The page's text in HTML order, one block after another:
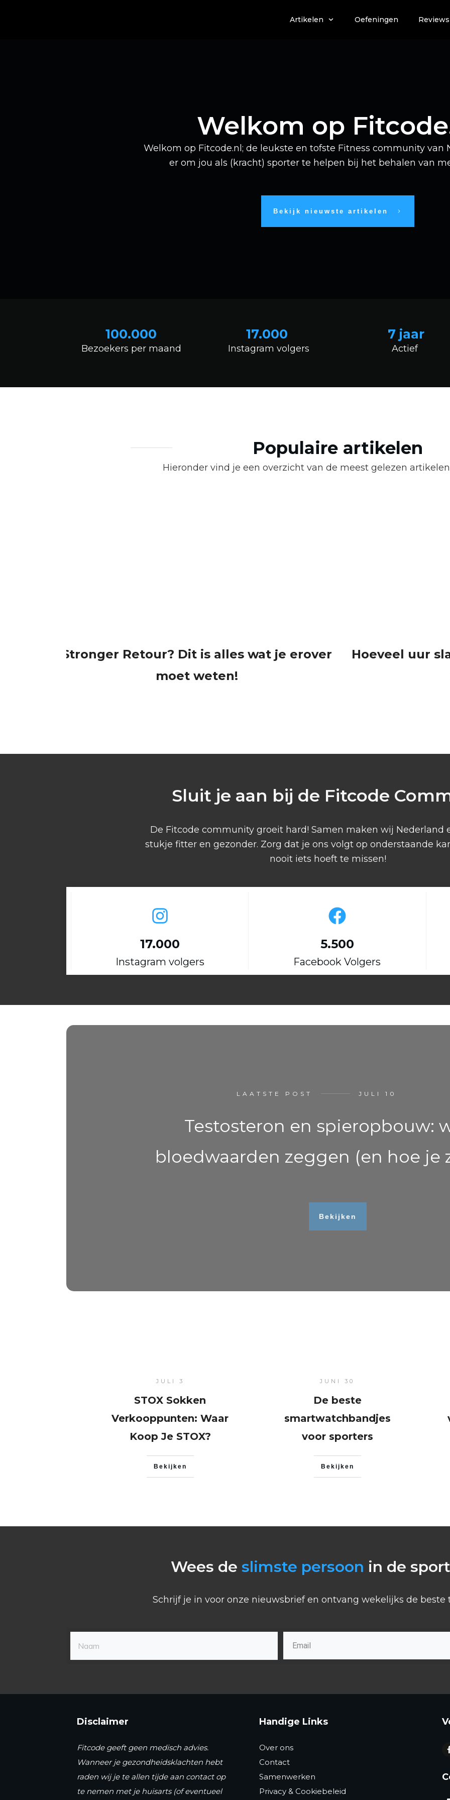
Artikelen Oefeningen Reviews
Welkom op
Welkom op Fitcode.nl; de leukste en tofste Fitness community van
er om jou als (kracht) sporter te helpen bij het behalen van
Bekijk nieuwste artikelen
100.000
Bezoekers per maand
17.000
Instagram volgers
7 jaar
Actief
Populaire artikelen
Hieronder vind je een overzicht van de meest gelezen artikelen
Stronger Retour? Dit is alles wat je erover
moet weten!
Hoeveel uur
Sluit je aan bij de Fitcode
De Fitcode community groeit hard! Samen maken wij Nederland
stukje fitter en gezonder. Zorg dat je ons volgt op onderstaande
nooit iets hoeft te missen!
17.000
Instagram volgers
5.500
Facebook Volgers
LAATSTE POST JULI 10
Testosteron en spieropbouw:
bloedwaarden zeggen (en hoe je
Bekijken
JULI 3
STOX Sokken
Verkooppunten: Waar
Koop Je STOX?
Bekijken
JUNI 30
De beste
smartwatchbandjes
voor sporters
Bekijken
Wees de slimste persoon in de
Schrijf je in voor onze nieuwsbrief en ontvang wekelijks de beste
Disclaimer
Fitcode geeft geen medisch advies.
Wanneer je gezondheidsklachten hebt
raden wij je te allen tijde aan contact op
te nemen met je huisarts (of eventueel
Handige Links
Over ons
Contact
Samenwerken
Privacy & Cookiebeleid